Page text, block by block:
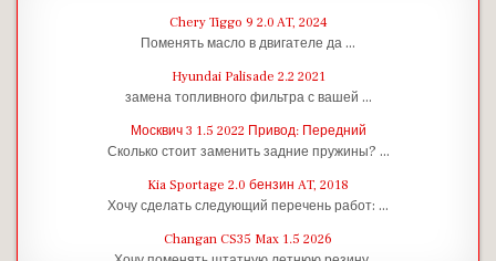
Chery Tiggo 9 2.0 AT, 2024
Поменять масло в двигателе да …
Hyundai Palisade 2.2 2021
замена топливного фильтра с вашей …
Москвич 3 1.5 2022 Привод: Передний
Сколько стоит заменить задние пружины? …
Kia Sportage 2.0 бензин AT, 2018
Хочу сделать следующий перечень работ: …
Changan CS35 Max 1.5 2026